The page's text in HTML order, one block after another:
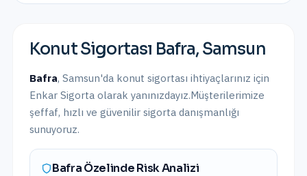
Konut Sigortası Bafra, Samsun
Bafra, Samsun'da konut sigortası ihtiyaçlarınız için
Enkar Sigorta olarak yanınızdayız.Müşterilerimize
şeffaf, hızlı ve güvenilir sigorta danışmanlığı
sunuyoruz.
BafraÖzelinde Risk Analizi